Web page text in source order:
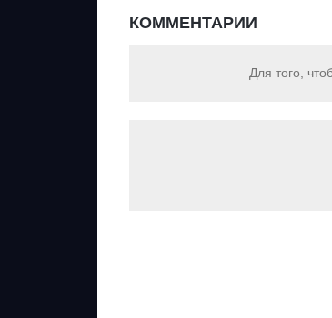
КОММЕНТАРИИ
Для того,